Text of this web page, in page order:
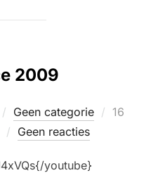
2009
Geen categorie
16
Geen reacties
youtube}